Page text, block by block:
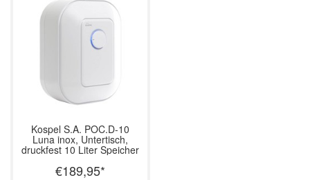
Kospel S.A. POC.D-10
Luna inox, Untertisch,
druckfest 10 Liter Speicher
€189,95*